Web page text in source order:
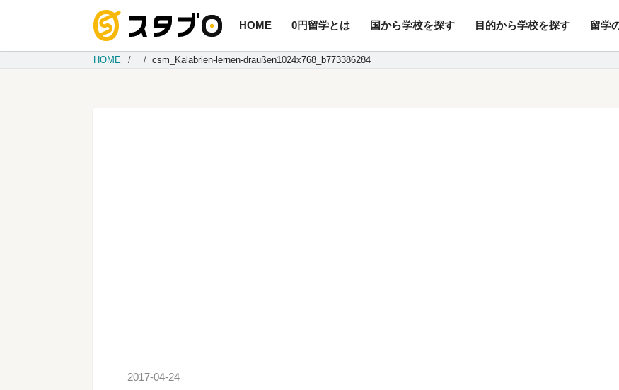
手続き代行/変更手数料・キャンセル料
HOME 0円留学とは 国から学校を探す 目的から学校を探す 留学
HOME csm_Kalabrien-lernen-draußen1024x768_b773386284
2017-04-24